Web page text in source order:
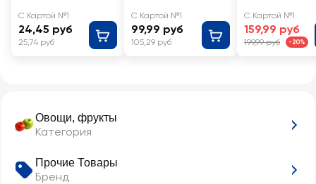
Овощи, фрукты
Категория
Прочие Товары
Бренд
С Картой №1
24,45 руб
25,74 руб
С Картой №1
99,99 руб
105,29 руб
С Картой №1
159,99 руб
199,99 руб -20%